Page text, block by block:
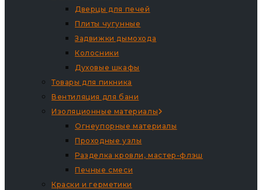
Дверцы для печей
Плиты чугунные
Задвижки дымохода
Колосники
Духовые шкафы
Товары для пикника
Вентиляция для бани
Изоляционные материалы
Огнеупорные материалы
Проходные узлы
Разделка кровли, мастер-флэш
Печные смеси
Краски и герметики